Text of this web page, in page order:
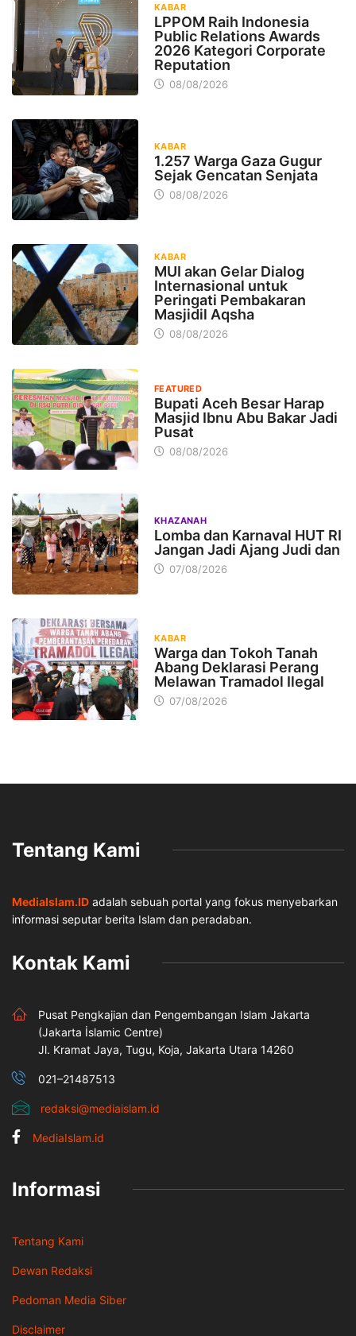
KABAR
LPPOM Raih Indonesia
Public Relations Awards
2026 Kategori Corporate
Reputation
08/08/2026
KABAR
1.257 Warga Gaza Gugur
Sejak Gencatan Senjata
08/08/2026
KABAR
MUI akan Gelar Dialog
Internasional untuk
Peringati Pembakaran
Masjidil Aqsha
08/08/2026
FEATURED
Bupati Aceh Besar Harap
Masjid Ibnu Abu Bakar Jadi
Pusat
08/08/2026
KHAZANAH
Lomba dan Karnaval HUT RI
Jangan Jadi Ajang Judi dan
07/08/2026
KABAR
Warga dan Tokoh Tanah
Abang Deklarasi Perang
Melawan Tramadol Ilegal
07/08/2026
Tentang Kami
MediaIslam.ID adalah sebuah portal yang fokus menyebarkan
informasi seputar berita Islam dan peradaban.
Kontak Kami
Pusat Pengkajian dan Pengembangan Islam Jakarta
(Jakarta İslamic Centre)
Jl. Kramat Jaya, Tugu, Koja, Jakarta Utara 14260
021–21487513
redaksi@mediaislam.id
MediaIslam.id
Informasi
Tentang Kami
Dewan Redaksi
Pedoman Media Siber
Disclaimer